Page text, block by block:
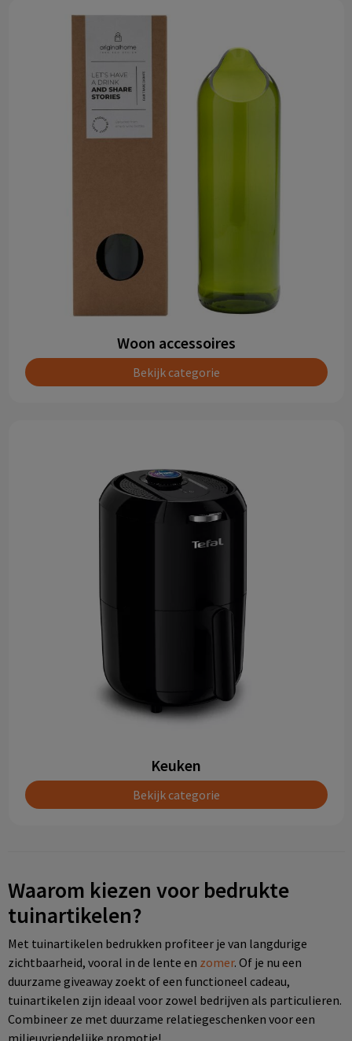
Woon accessoires
Bekijk categorie
Keuken
Bekijk categorie
Waarom kiezen voor bedrukte
tuinartikelen?
Met tuinartikelen bedrukken profiteer je van langdurige
zichtbaarheid, vooral in de lente en zomer. Of je nu een
duurzame giveaway zoekt of een functioneel cadeau,
tuinartikelen zijn ideaal voor zowel bedrijven als particulieren.
Combineer ze met duurzame relatiegeschenken voor een
milieuvriendelijke promotie!